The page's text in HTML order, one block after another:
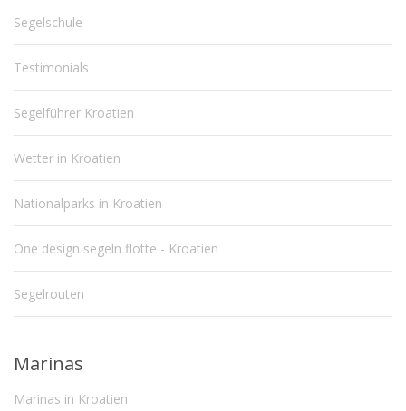
Segelschule
Testimonials
Segelführer Kroatien
Wetter in Kroatien
Nationalparks in Kroatien
One design segeln flotte - Kroatien
Segelrouten
Marinas
Marinas in Kroatien